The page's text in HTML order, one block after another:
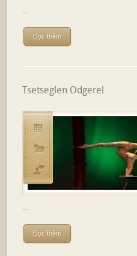
...
Đọc thêm
Tsetseglen Odgerel
...
Đọc thêm